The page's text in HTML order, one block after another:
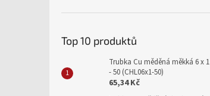
Top 10 produktů
Trubka Cu měděná měkká 6 x 1
- 50 (CHL06x1-50)
65,34 Kč